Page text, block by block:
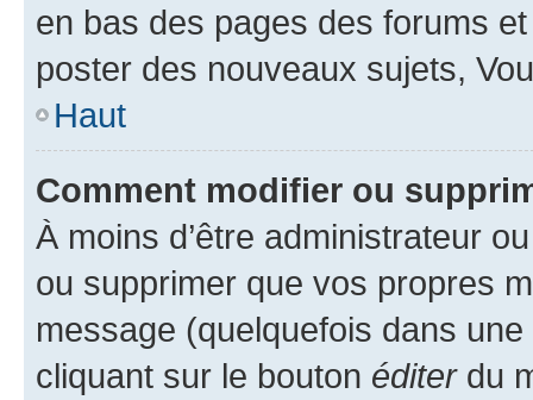
en bas des pages des forums
poster des nouveaux sujets,
Haut
Comment modifier ou
À moins d’être administrateur
ou supprimer que vos propres
message (quelquefois dans
cliquant sur le bouton éditerdu